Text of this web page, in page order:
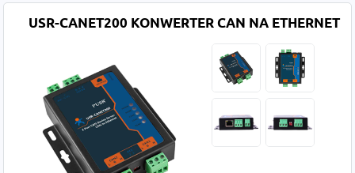
USR-CANET200 KONWERTER CAN NA ETHERNET